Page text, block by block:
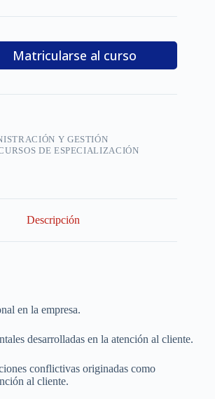
Matricularse al curso
Y GESTIÓN
DE ESPECIALIZACIÓN
Descripción
en la empresa.
desarrolladas en la atención al cliente.
conflictivas originadas como
al cliente.